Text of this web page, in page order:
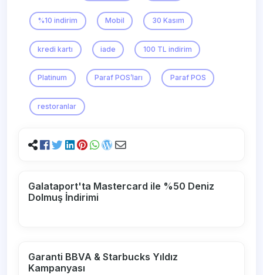
%10 indirim Mobil 30 Kasım
kredi kartı iade 100 TL indirim
Platinum Paraf POS’ları Paraf POS
restoranlar
Galataport'ta Mastercard ile %50 Deniz
Dolmuş İndirimi
Garanti BBVA & Starbucks Yıldız
Kampanyası